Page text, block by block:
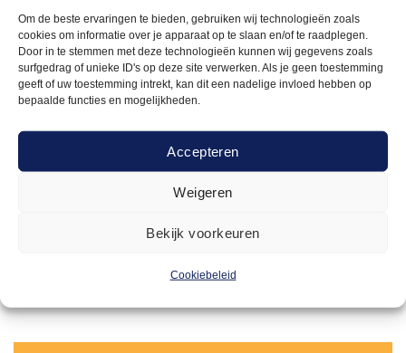
Om de beste ervaringen te bieden, gebruiken wij technologieën zoals
cookies om informatie over je apparaat op te slaan en/of te raadplegen.
Door in te stemmen met deze technologieën kunnen wij gegevens zoals
surfgedrag of unieke ID's op deze site verwerken. Als je geen toestemming
geeft of uw toestemming intrekt, kan dit een nadelige invloed hebben op
bepaalde functies en mogelijkheden.
Accepteren
Weigeren
Bekijk voorkeuren
Cookiebeleid
Rode loper 2m breed | per 5 meter 70,00
Toevoegen
aan